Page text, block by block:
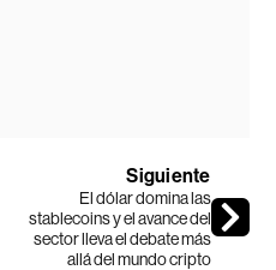
Siguiente
El dólar domina las
stablecoins y el avance del
sector lleva el debate más
allá del mundo cripto